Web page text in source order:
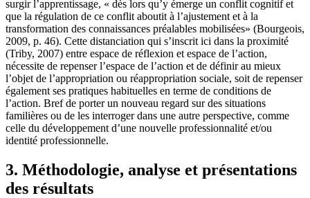
surgir l’apprentissage, « dès lors qu’y émerge un conflit cognitif et
que la régulation de ce conflit aboutit à l’ajustement et à la
transformation des connaissances préalables mobilisées» (Bourgeois,
2009, p. 46). Cette distanciation qui s’inscrit ici dans la proximité
(Triby, 2007) entre espace de réflexion et espace de l’action,
nécessite de repenser l’espace de l’action et de définir au mieux
l’objet de l’appropriation ou réappropriation sociale, soit de repenser
également ses pratiques habituelles en terme de conditions de
l’action. Bref de porter un nouveau regard sur des situations
familières ou de les interroger dans une autre perspective, comme
celle du développement d’une nouvelle professionnalité et/ou
identité professionnelle.
3. Méthodologie, analyse et présentations
des résultats